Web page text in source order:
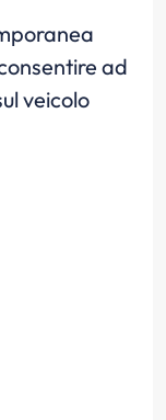
ad
veicolo